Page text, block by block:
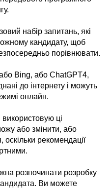
набір запитань, які
кандидату, щоб
порівнювати.
Bing, або ChatGPT4,
до інтернету і можуть
онлайн.
ці
або змінити, або
рекомендації
розпочинати розробку
Ви можете